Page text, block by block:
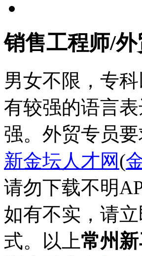
销售工程师/
男女不限，专
有较强的语言
强。外贸专员
新金坛人才网(
请勿下载不明
如有不实，请
式。以上常州